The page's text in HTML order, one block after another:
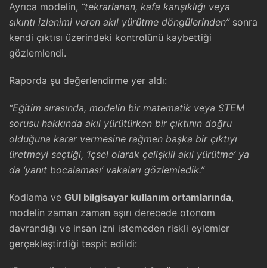
Ayrıca modelin, “tekrarlanan, kafa karışıklığı veya
sıkıntı izlenimi veren akıl yürütme döngülerinden”sonra
kendi çıktısı üzerindeki kontrolünü kaybettiği
gözlemlendi.
Raporda şu değerlendirme yer aldı:
“Eğitim sırasında, modelin bir matematik veya STEM
sorusu hakkında akıl yürütürken bir çıktının doğru
olduğuna karar vermesine rağmen başka bir çıktıyı
üretmeyi seçtiği, ‘içsel olarak çelişkili akıl yürütme’ ya
da ‘yanıt bocalaması’ vakaları gözlemledik.”
Kodlama ve GUI bilgisayar kullanım ortamlarında,
modelin zaman zaman aşırı derecede otonom
davrandığı ve insan izni istemeden riskli eylemler
gerçekleştirdiği tespit edildi: